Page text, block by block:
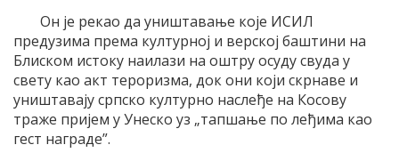
Он је рекао да уништавање које ИСИЛ
предузима према културној и верској баштини на
Блиском истоку наилази на оштру осуду свуда у
свету као акт тероризма, док они који скрнаве и
уништавају српско културно наслеђе на Косову
траже пријем у Унеско уз „тапшање по леђима као
гест награде”.